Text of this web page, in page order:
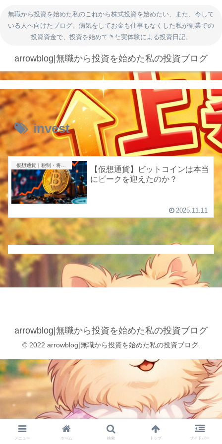
無職から投資を始めた私のこれから株式投資を始めたい、また、今して
いる人へ向けたブログ。病気をしてお金も仕事もなくした私が副業での
投資資金で、投資を始めてきた実体験による投資日記。
arrowblog|無職から投資を始めた私の投資ブログ
invest
仮想通貨｜税制・将来性
【仮想通貨】ビットコインは本当
にピークを迎えたのか？
2025.11.11
arrowblog|無職から投資を始めた私の投資ブログ
© 2022 arrowblog|無職から投資を始めた私の投資ブログ.
メニュー ホーム 検索 トップ サイドバー